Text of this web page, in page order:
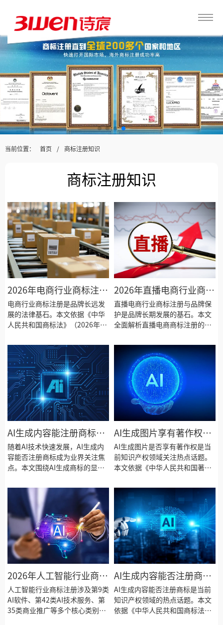
当前位置： 首页 / 商标注册知识
商标注册知识
2026年电商行业商标注册
与品牌保护全攻略
电商行业商标注册是品牌长远发
展的法律基石。本文依据《中华
人民共和国商标法》（2026年修
解析电商商标注册的核心类别选
择策略、品牌命名法律禁区与显
著性审查标准，讲解注册流程与
审查周期，以及商品图片著作
权、店铺名称保护和平台投诉维
权等品牌保护方案，助力电商卖
家构建完善的知识产权护城河。
2026年直播电商行业商标
注册与品牌保护全攻略
直播电商行业商标注册与品牌保
护是品牌长期发展的基石。本文
全面解析直播电商商标注册的核
账号昵称商标化的重要性与操作
要点，系统讲解品牌命名方法与
商标审查规则，梳理MCN机构与
主播之间的商标权属约定方案，
并提出直播带货中的商标侵权风
险防范建议，助力直播电商企业
构建全方位品牌保护体系。
AI生成内容能注册商标
吗？2026年人工智能商标
保护热点问题解答
随着AI技术快速发展，AI生成内
容能否注册商标成为业界关注焦
点。本文围绕AI生成商标的显著
侵权风险防范等热点问题，结合
《中华人民共和国商标法》
（2026年修正，2027年1月1日
起施行）进行专业解答，帮助企
业合理布局AI时代的商标保护策
略，防范法律风险。
AI生成图片享有著作权
吗？2026年版权保护热点
问题解答
AI生成图片是否享有著作权是当
前知识产权领域关注热点话题。
本文依据《中华人民共和国著作
认定条件、著作权归属规则及商
标注册适用三个维度进行解析，
结合近年司法判例发展趋势，为
企业AI创作内容的知识产权保护
提供实用操作指引，并分析AI图
样用于商标注册的注意事项。
2026年人工智能行业商标
注册与品牌保护全攻略：
从AI产品命名到知识产权
合规
人工智能行业商标注册涉及第9类
AI软件、第42类AI技术服务、第
35类商业推广等多个核心类别。
AI生成内容能否注册商
标？国知局最新审查标准
解读
AI生成内容能否注册商标是当前
知识产权领域的热点话题。本文
依据《中华人民共和国商标法》